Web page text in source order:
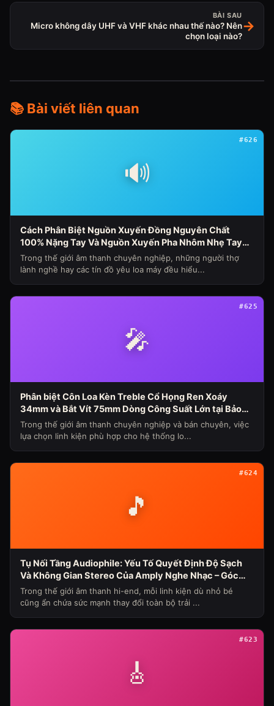
BÀI SAU
Micro không dây UHF và VHF khác nhau thế nào? Nên
chọn loại nào?
→
📚 Bài viết liên quan
🔊
#626
Cách Phân Biệt Nguồn Xuyến Đồng Nguyên Chất
100% Nặng Tay Và Nguồn Xuyến Pha Nhôm Nhẹ Tay
Nhanh Nóng Sụt Áp Cho Loa Máy (Chủ Đề Loa Máy
Ngày 341)
Trong thế giới âm thanh chuyên nghiệp, những người thợ
lành nghề hay các tín đồ yêu loa máy đều hiểu...
🎤
#625
Phân biệt Côn Loa Kèn Treble Cổ Họng Ren Xoáy
34mm và Bắt Vít 75mm Dòng Công Suất Lớn tại Bảo
Hùng Audio (Chủ đề loa máy ngày 339)
Trong thế giới âm thanh chuyên nghiệp và bán chuyên, việc
lựa chọn linh kiện phù hợp cho hệ thống lo...
🎵
#624
Tụ Nối Tầng Audiophile: Yếu Tố Quyết Định Độ Sạch
Và Không Gian Stereo Của Amply Nghe Nhạc – Góc
Nhìn Chuyên Gia Từ Bảo Hùng Audio
Trong thế giới âm thanh hi-end, mỗi linh kiện dù nhỏ bé
cũng ẩn chứa sức mạnh thay đổi toàn bộ trải ...
🎸
#623